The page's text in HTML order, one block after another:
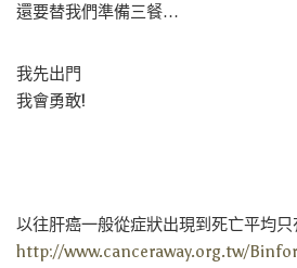
還要替我們準備三餐…
我先出門
我會勇敢!
以往肝癌一般從症狀出現到死亡平均只
http://www.canceraway.org.tw/